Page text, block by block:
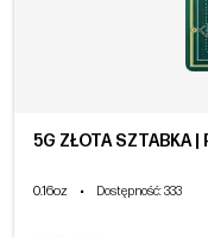
5G ZŁOTA SZTABKA |
0.16oz • Dostępność: 333